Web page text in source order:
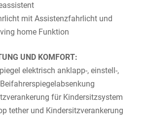
mit Assistenzfahrlicht und
home Funktion
UND KOMFORT:
elektrisch anklapp-, einstell-,
für Kindersitzsystem
tether und Kindersitzverankerung